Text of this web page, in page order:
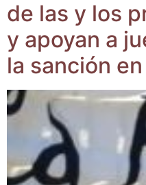
de las y los
y apo­yan a
la san­ción